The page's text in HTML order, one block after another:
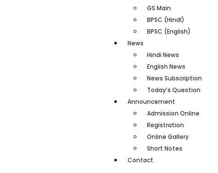
GS Main
BPSC (HindI)
BPSC (English)
News
Hindi News
English News
News Subscription
Today’s Question
Announcement
Admission Online
Registration
Online Gallery
Short Notes
Contact